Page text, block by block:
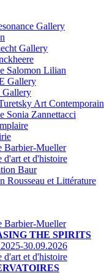
Gallery
Gallery
Salomon Lilian
Gallery
Gallery
Art Contemporain
Sonia Zannettacci
Barbier-Mueller
d'art et d'histoire
Baur
Rousseau et Littérature
Barbier-Mueller
THE SPIRITS
30.09.2026
d'art et d'histoire